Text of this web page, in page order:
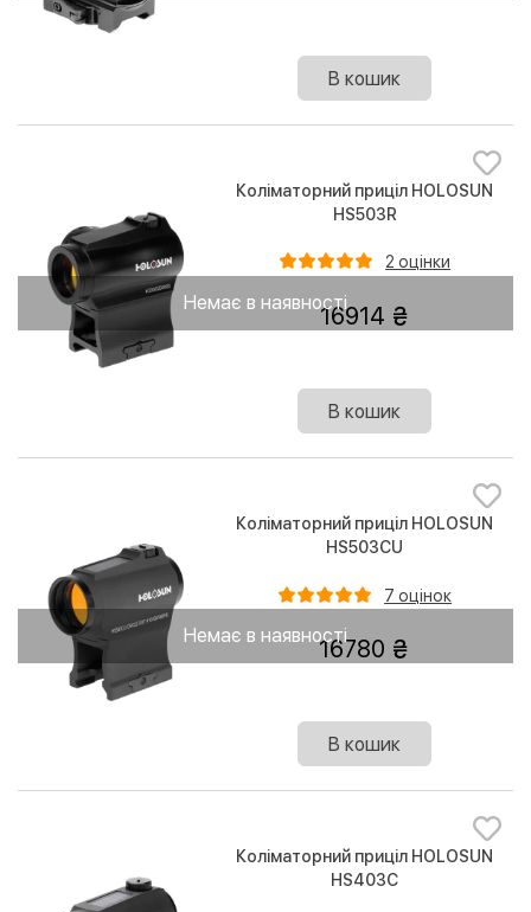
В кошик
Немає в наявності
Коліматорний приціл HOLOSUN
HS503R
2 оцінки
16914
В кошик
Немає в наявності
Коліматорний приціл HOLOSUN
HS503CU
7 оцінок
16780
В кошик
Коліматорний приціл HOLOSUN
HS403C